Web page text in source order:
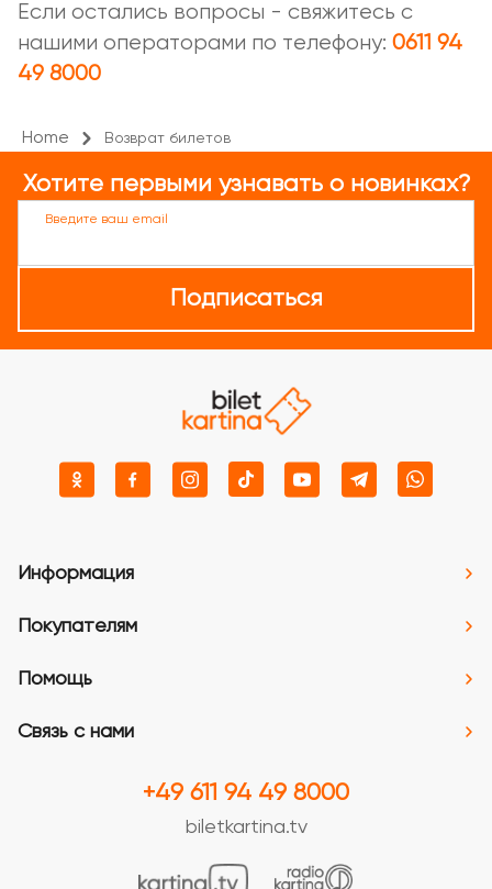
Если остались вопросы - свяжитесь с
нашими операторами по телефону: 0611 94
49 8000
Home Возврат билетов
Хотите первыми узнавать о новинках?
Введите ваш email
Подписаться
Информация
Покупателям
Помощь
Связь с нами
+49 611 94 49 8000
biletkartina.tv